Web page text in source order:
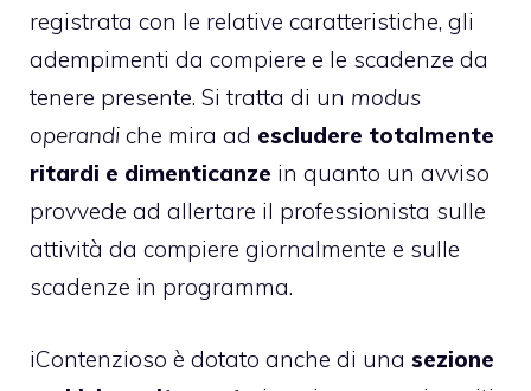
registrata con le relative caratteristiche, gli
adempimenti da compiere e le scadenze da
tenere presente. Si tratta di un modus
operandi che mira ad escludere totalmente
ritardi e dimenticanze in quanto un avviso
provvede ad allertare il professionista sulle
attività da compiere giornalmente e sulle
scadenze in programma.
iContenzioso è dotato anche di una sezione